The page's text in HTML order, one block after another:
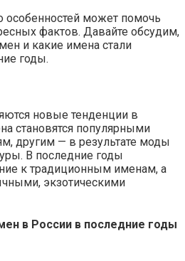
может помочь
фактов. Давайте обсудим,
и какие имена стали
годы.
новые тенденции в
становятся популярными
другим — в результате моды
В последние годы
к традиционным именам, а
экзотическими
в России в последние годы